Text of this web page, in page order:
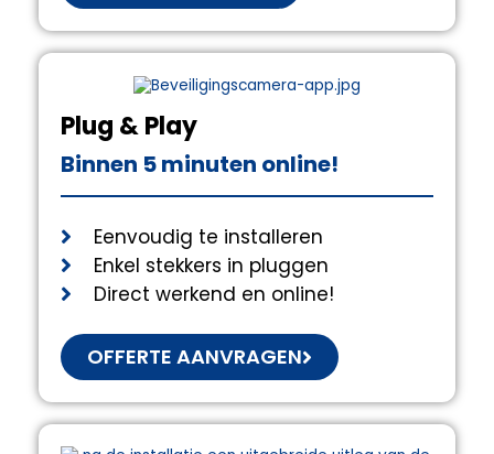
Plug & Play
Binnen 5 minuten online!
Eenvoudig te installeren
Enkel stekkers in pluggen
Direct werkend en online!
OFFERTE AANVRAGEN